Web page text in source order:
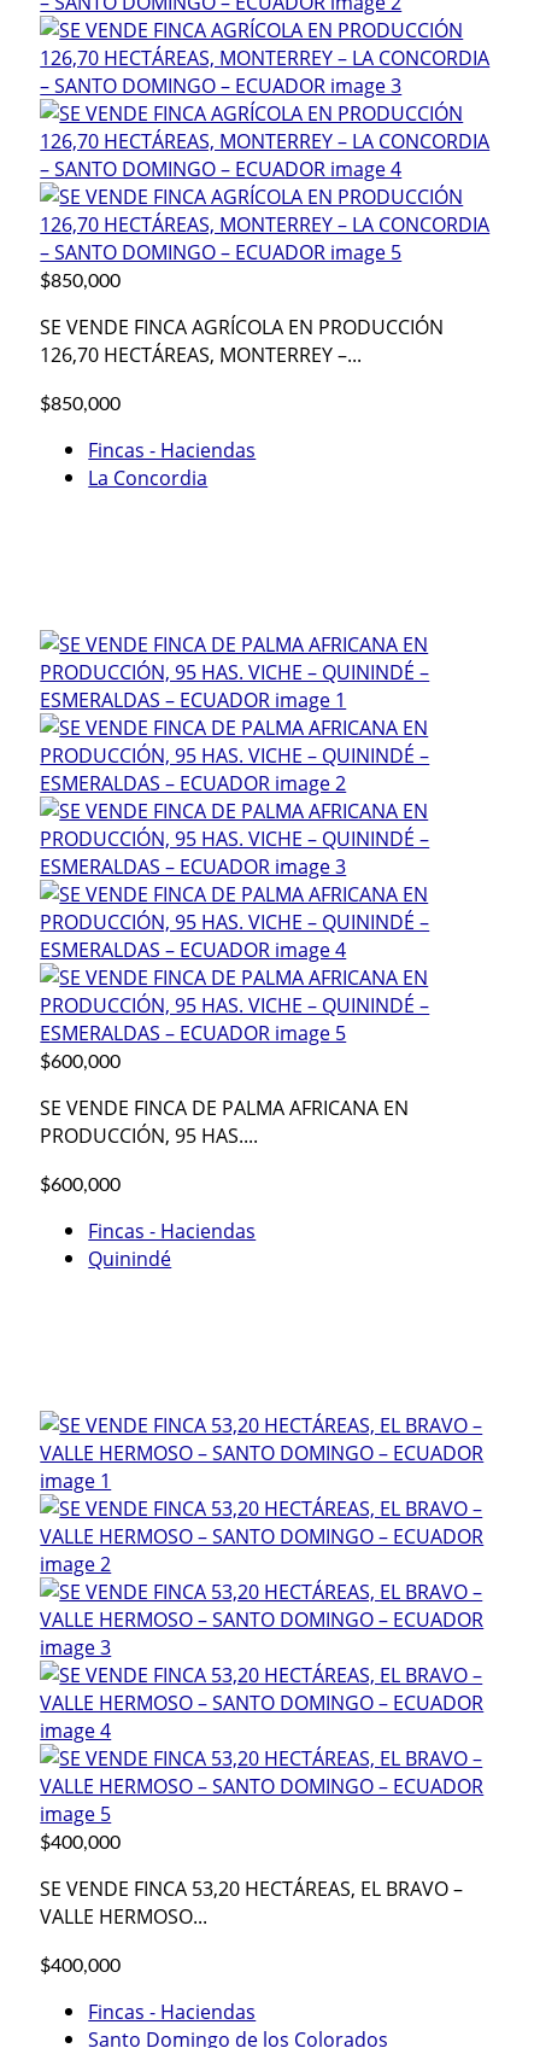
$850,000
SE VENDE FINCA AGRÍCOLA EN PRODUCCIÓN
126,70 HECTÁREAS, MONTERREY –...
$850,000
Fincas - Haciendas
La Concordia
$600,000
SE VENDE FINCA DE PALMA AFRICANA EN
PRODUCCIÓN, 95 HAS....
$600,000
Fincas - Haciendas
Quinindé
$400,000
SE VENDE FINCA 53,20 HECTÁREAS, EL BRAVO –
VALLE HERMOSO...
$400,000
Fincas - Haciendas
Santo Domingo de los Colorados